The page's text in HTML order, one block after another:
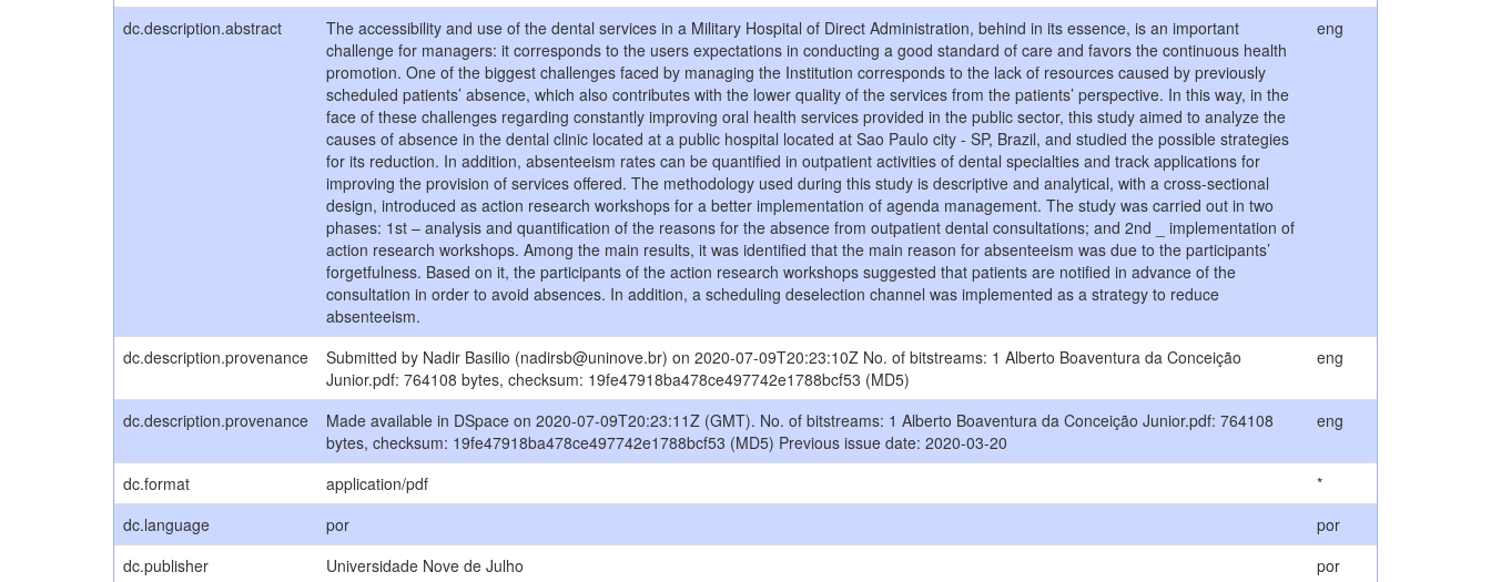
dc.description.abstract
The accessibility and use of the dental services in a Military Hospital of Direct Administration, behind in its essence, is an important
challenge for managers: it corresponds to the users expectations in conducting a good standard of care and favors the continuous health
promotion. One of the biggest challenges faced by managing the Institution corresponds to the lack of resources caused by previously
scheduled patients’ absence, which also contributes with the lower quality of the services from the patients’ perspective. In this way, in the
face of these challenges regarding constantly improving oral health services provided in the public sector, this study aimed to analyze the
causes of absence in the dental clinic located at a public hospital located at Sao Paulo city - SP, Brazil, and studied the possible strategies
for its reduction. In addition, absenteeism rates can be quantified in outpatient activities of dental specialties and track applications for
improving the provision of services offered. The methodology used during this study is descriptive and analytical, with a cross-sectional
design, introduced as action research workshops for a better implementation of agenda management. The study was carried out in two
phases: 1st – analysis and quantification of the reasons for the absence from outpatient dental consultations; and 2nd _ implementation of
action research workshops. Among the main results, it was identified that the main reason for absenteeism was due to the participants’
forgetfulness. Based on it, the participants of the action research workshops suggested that patients are notified in advance of the
consultation in order to avoid absences. In addition, a scheduling deselection channel was implemented as a strategy to reduce
absenteeism.
eng
dc.description.provenance
Submitted by Nadir Basilio (nadirsb@uninove.br) on 2020-07-09T20:23:10Z No. of bitstreams: 1 Alberto Boaventura da Conceição
Junior.pdf: 764108 bytes, checksum: 19fe47918ba478ce497742e1788bcf53 (MD5)
eng
dc.description.provenance
Made available in DSpace on 2020-07-09T20:23:11Z (GMT). No. of bitstreams: 1 Alberto Boaventura da Conceição Junior.pdf: 764108
bytes, checksum: 19fe47918ba478ce497742e1788bcf53 (MD5) Previous issue date: 2020-03-20
eng
dc.format application/pdf
*
dc.language
por
por
dc.publisher
Universidade Nove de Julho
por